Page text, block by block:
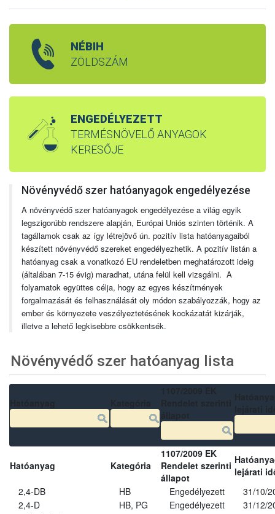
NÉBIH
ZÖLDSZÁM
ENGEDÉLYEZETT
TERMÉSNÖVELŐ ANYAGOK
KERESŐJE
Növényvédő szer hatóanyagok engedélyezése
A növényvédő szer hatóanyagok engedélyezése a világ egyik
legszigorúbb rendszere alapján, Európai Uniós szinten történik. A
tagállamok csak az így létrejövő ún. pozitív lista hatóanyagaiból
készített növényvédő szereket engedélyezhetik. A pozitív listán a
hatóanyag csak a vonatkozó EU rendeletben meghatározott ideig
(általában 7-15 évig) maradhat, utána felül kell vizsgálni. A
folyamatok együttes célja, hogy az egyes készítmények
forgalmazását és felhasználását oly módon szabályozzák, hogy az
ember és környezete veszélyeztetésének kockázatát kizárják,
illetve a lehető legkisebbre csökkentsék.
Növényvédő szer hatóanyag lista
Hatóanyag Kategória
1107/2009 EK
Rendelet szerinti
állapot
lejárati
2,4-DB
HB Engedélyezett
31/10/
2,4-D
HB, PG Engedélyezett
31/12/